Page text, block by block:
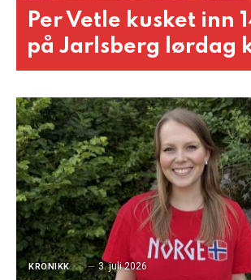
Per Vetle kusket inn
på Jarlsberg lørdag
KRONIKK 3. juli 2026